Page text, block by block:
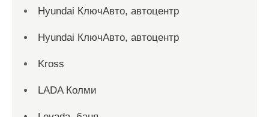
Hyundai КлючАвто, автоцентр
Hyundai КлючАвто, автоцентр
Kross
LADA Колми